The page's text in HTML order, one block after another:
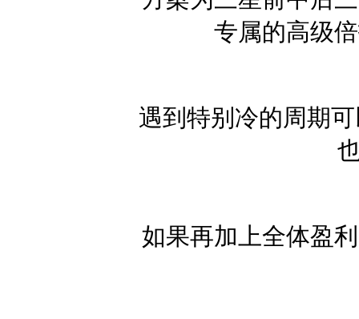
专属的高级
遇到特别冷的周期
如果再加上全体盈